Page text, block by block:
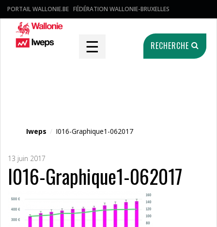
PORTAIL WALLONIE.BE FÉDÉRATION WALLONIE-BRUXELLES
☰ RECHERCHE
Iweps / I016-Graphique1-062017
13 juin 2017
I016-Graphique1-062017